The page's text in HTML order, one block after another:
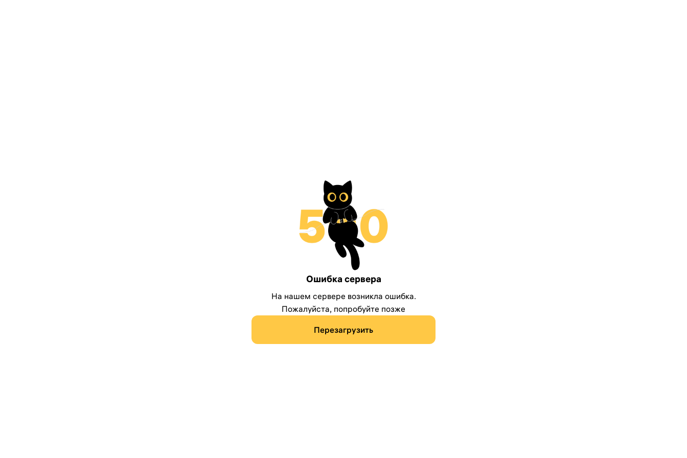
Ошибка сервера
На нашем сервере возникла ошибка.
Пожалуйста, попробуйте позже
Перезагрузить